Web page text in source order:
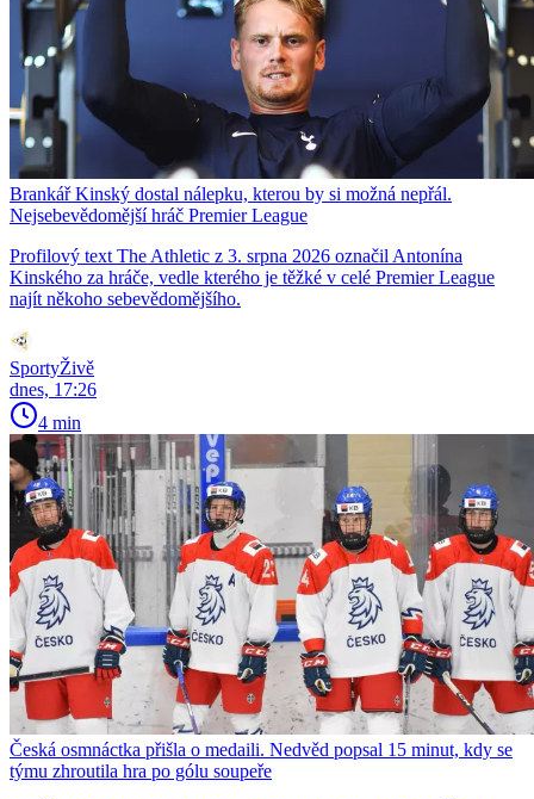
Brankář Kinský dostal nálepku, kterou by si možná nepřál.
Nejsebevědomější hráč Premier League
Profilový text The Athletic z 3. srpna 2026 označil Antonína
Kinského za hráče, vedle kterého je těžké v celé Premier League
najít někoho sebevědomějšího.
SportyŽivě
dnes, 17:26
4 min
Česká osmnáctka přišla o medaili. Nedvěd popsal 15 minut, kdy se
týmu zhroutila hra po gólu soupeře